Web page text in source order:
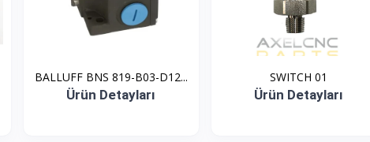
BALLUFF BNS 819-B03-D12...
Ürün Detayları
SWITCH 01
Ürün Detayları